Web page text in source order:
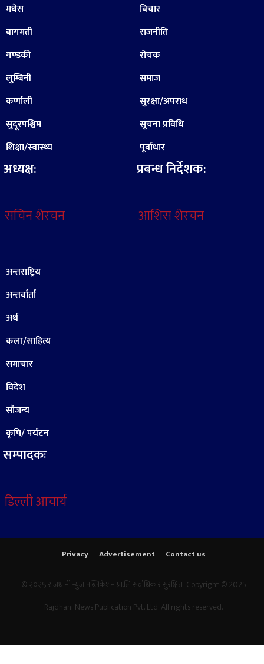
मधेस
बागमती
गण्डकी
लुम्बिनी
कर्णाली
सुदूरपश्चिम
शिक्षा/स्वास्थ्य
अध्यक्ष:
सचिन शेरचन
बिचार
राजनीति
रोचक
समाज
सुरक्षा/अपराध
सूचना प्रविधि
पूर्वाधार
प्रबन्ध निर्देशक:
आशिस शेरचन
अन्तराष्ट्रिय
अन्तर्वार्ता
अर्थ
कला/साहित्य
समाचार
विदेश
सौजन्य
कृषि/ पर्यटन
सम्पादकः
डिल्ली आचार्य
Privacy Advertisement Contact us
© २०२५ राजधानी न्युज पब्लिकेशन प्रा.लि सर्वाधिकार सुरक्षित Copyright © 2025
Rajdhani News Publication Pvt. Ltd. All rights reserved.